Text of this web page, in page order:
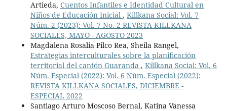
Artieda, Cuentos Infantiles e Identidad Cultural en
Niños de Educación Inicial , Killkana Social: Vol. 7
Núm. 2 (2023): Vol. 7 No. 2 REVISTA KILLKANA
SOCIALES, MAYO - AGOSTO 2023
Magdalena Rosalia Pilco Rea, Sheila Rangel,
Estrategias interculturales sobre la planificación
territorial del cantón Guaranda , Killkana Social: Vol. 6
Núm. Especial (2022): Vol. 6 Núm. Especial (2022):
REVISTA KILLKANA SOCIALES, DICIEMBRE -
ESPECIAL 2022
Santiago Arturo Moscoso Bernal, Katina Vanessa